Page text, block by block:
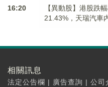
16:20
【異動股】港股跌
21.43%，天瑞汽車
相關訊息
法定公告欄 | 廣告查詢 | 公司